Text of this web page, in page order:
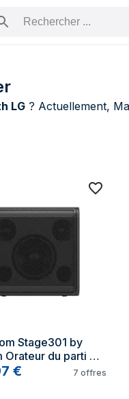
un produit
LG ? Actuellement,
LG
Stage301 by
Orateur du parti
W
€ 7 offres